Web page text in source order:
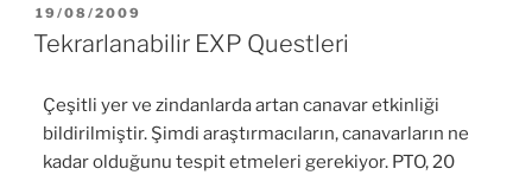
YAYIM
TARIHI
19/08/2009
Tekrarlanabilir EXP Questleri
Çeşitli yer ve zindanlarda artan canavar etkinliği
bildirilmiştir. Şimdi araştırmacıların, canavarların ne
kadar olduğunu tespit etmeleri gerekiyor. PTO, 20